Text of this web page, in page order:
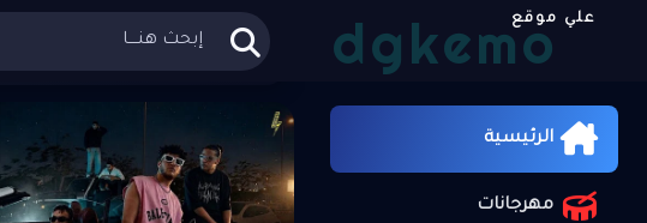
الرئيسية
مهرجانات
dgkemoعلي موقع
الرئيسية أغاني عربي